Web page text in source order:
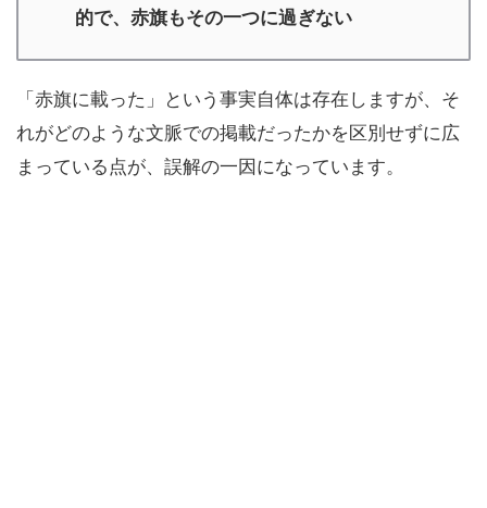
的で、赤旗もその一つに過ぎない
「赤旗に載った」という事実自体は存在しますが、そ
れがどのような文脈での掲載だったかを区別せずに広
まっている点が、誤解の一因になっています。